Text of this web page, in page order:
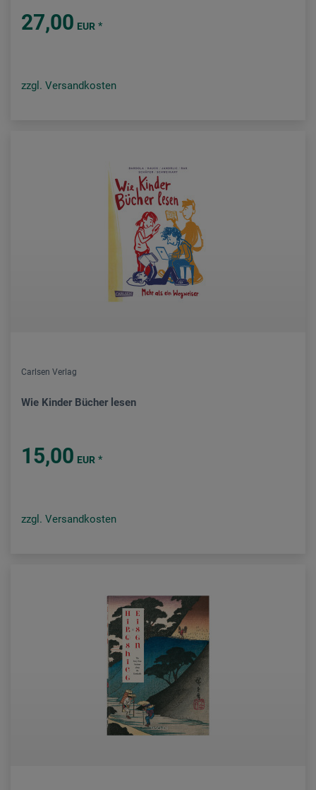
27,00 EUR *
zzgl. Versandkosten
Carlsen Verlag
Wie Kinder Bücher lesen
15,00 EUR *
zzgl. Versandkosten